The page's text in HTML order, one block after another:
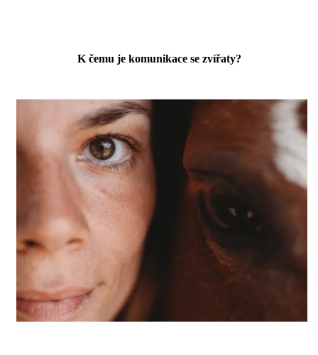
K čemu je komunikace se zvířaty?